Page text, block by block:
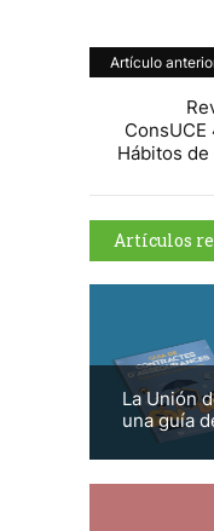
Artículo
ConsUCE
Hábitos de
Artículos
La Unión
una guía